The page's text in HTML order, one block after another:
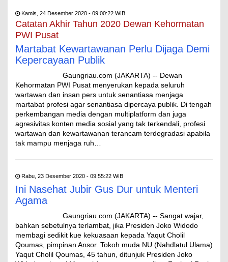
Kamis, 24 Desember 2020 - 09:00:22 WIB
Catatan Akhir Tahun 2020 Dewan Kehormatan
PWI Pusat
Martabat Kewartawanan Perlu Dijaga Demi
Kepercayaan Publik
Gaungriau.com (JAKARTA) -- Dewan
Kehormatan PWI Pusat menyerukan kepada seluruh
wartawan dan insan pers untuk senantiasa menjaga
martabat profesi agar senantiasa dipercaya publik. Di tengah
perkembangan media dengan multiplatform dan juga
agresivitas konten media sosial yang tak terkendali, profesi
wartawan dan kewartawanan terancam terdegradasi apabila
tak mampu menjaga ruh…
Rabu, 23 Desember 2020 - 09:55:22 WIB
Ini Nasehat Jubir Gus Dur untuk Menteri
Agama
Gaungriau.com (JAKARTA) -- Sangat wajar,
bahkan sebetulnya terlambat, jika Presiden Joko Widodo
membagi sedikit kue kekuasaan kepada Yaqut Cholil
Qoumas, pimpinan Ansor. Tokoh muda NU (Nahdlatul Ulama)
Yaqut Cholil Qoumas, 45 tahun, ditunjuk Presiden Joko